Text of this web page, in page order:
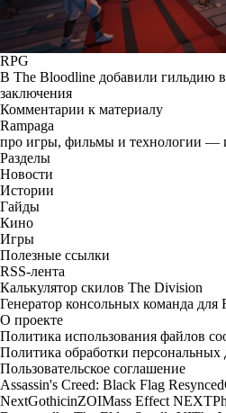
RPG
В The Bloodline добавили гильдию
заключения
Комментарии к материалу
Rampaga
про игры, фильмы и технологии —
Разделы
Новости
Истории
Гайды
Кино
Игры
Полезные ссылки
RSS-лента
Калькулятор скилов The Division
Генератор консольных команда для
О проекте
Политика использования файлов
Политика обработки
Пользовательское соглашение
Assassin's Creed: Black Flag Resynced
NextGothicinZOIMass Effect NEXT